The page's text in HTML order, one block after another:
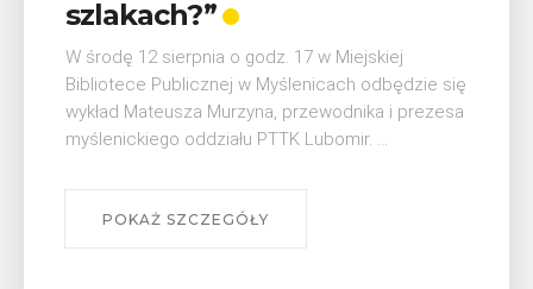
W ostatni weekend wakacji, czyli 29-30 sierpnia w
Myślenicach odbędzie się piąta edycja Turnieju
Myślimira. Wydarzenie organizowane przez
Muzeum Niepodległości w Myślenicach odbędzie
się na ...
POKAŻ SZCZEGÓŁY